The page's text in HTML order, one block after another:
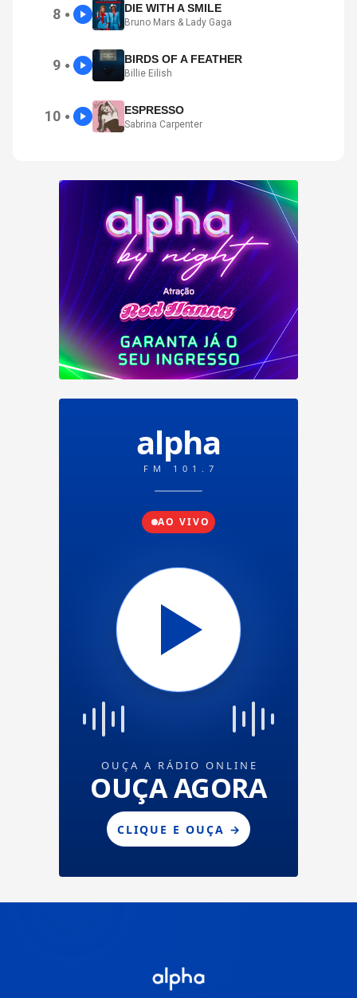
8 ● DIE WITH A SMILE
Bruno Mars & Lady Gaga
9 ● BIRDS OF A FEATHER
Billie Eilish
10 ● ESPRESSO
Sabrina Carpenter